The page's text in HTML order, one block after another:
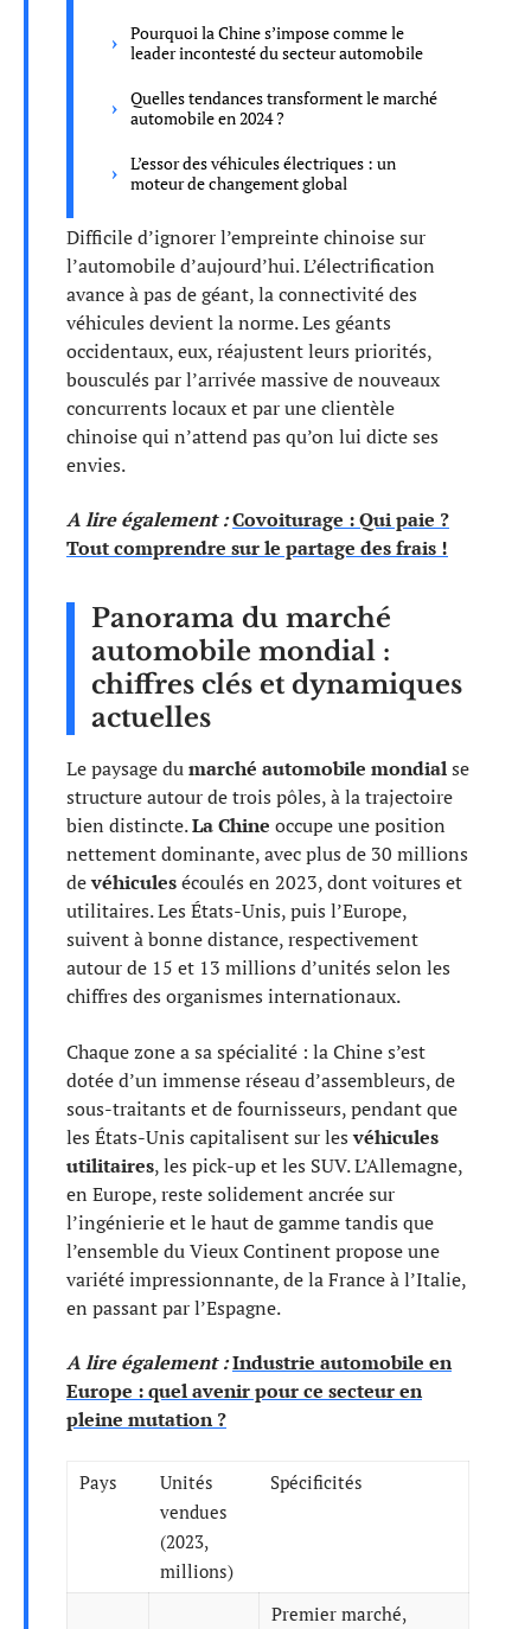
Pourquoi la Chine s’impose comme le
leader incontesté du secteur automobile
Quelles tendances transforment le marché
automobile en 2024 ?
L’essor des véhicules électriques : un
moteur de changement global
Difficile d’ignorer l’empreinte chinoise sur
l’automobile d’aujourd’hui. L’électrification
avance à pas de géant, la connectivité des
véhicules devient la norme. Les géants
occidentaux, eux, réajustent leurs priorités,
bousculés par l’arrivée massive de nouveaux
concurrents locaux et par une clientèle
chinoise qui n’attend pas qu’on lui dicte ses
envies.
A lire également :Covoiturage : Qui paie ?
Tout comprendre sur le partage des frais !
Panorama du marché
automobile mondial :
chiffres clés et dynamiques
actuelles
Le paysage dumarché automobile mondialse
structure autour de trois pôles, à la trajectoire
bien distincte.La Chine occupe une position
nettement dominante, avec plus de 30 millions
devéhiculesécoulés en 2023, dont voitures et
utilitaires. Les États-Unis, puis l’Europe,
suivent à bonne distance, respectivement
autour de 15 et 13 millions d’unités selon les
chiffres des organismes internationaux.
Chaque zone a sa spécialité : la Chine s’est
dotée d’un immense réseau d’assembleurs, de
sous-traitants et de fournisseurs, pendant que
les États-Unis capitalisent sur lesvéhicules
utilitaires, les pick-up et les SUV. L’Allemagne,
en Europe, reste solidement ancrée sur
l’ingénierie et le haut de gamme tandis que
l’ensemble du Vieux Continent propose une
variété impressionnante, de la France à l’Italie,
en passant par l’Espagne.
A lire également :Industrie automobile en
Europe : quel avenir pour ce secteur en
pleine mutation ?
Pays
Unités
vendues
(2023,
millions)
Spécificités
Premier marché,